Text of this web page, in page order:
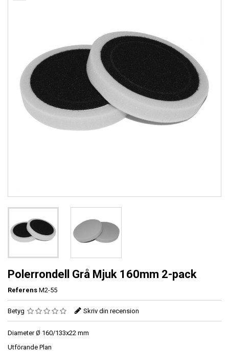
Polerrondell Grå Mjuk 160mm 2-pack
Referens M2-55
Betyg Skriv din recension
Diameter Ø 160/133x22 mm
Utförande Plan